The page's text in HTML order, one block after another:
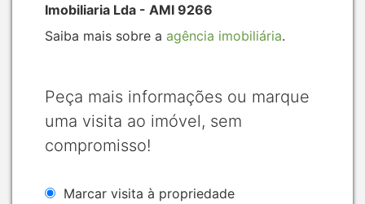
Imobiliaria Lda - AMI 9266
Saiba mais sobre a agência imobiliária.
Peça mais informações ou marque
uma visita ao imóvel, sem
compromisso!
Marcar visita à propriedade